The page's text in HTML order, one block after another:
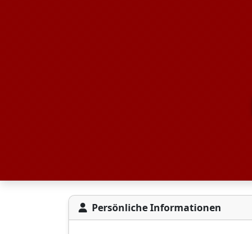
Persönliche Informationen